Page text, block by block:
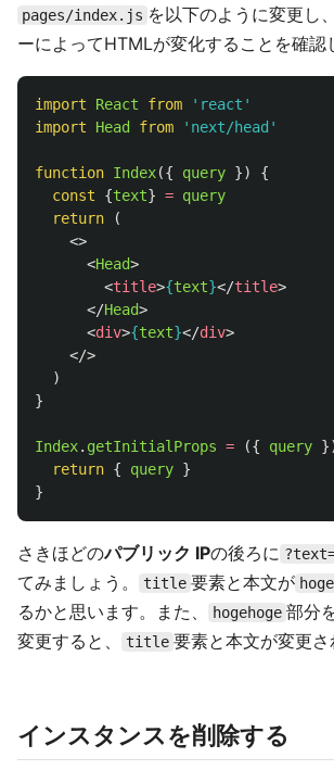
pages/index.js を以下のように変更し
ーによってHTMLが変化することを確認
import React from ' react '
import
Head from ' next/head '
function Index({ query })
{
const
{text} = query
return
(
<>
<Head>
<title>{text}</title>
</Head>
<div>{text}</div>
</>
)
}
Index. getInitialProps = ({ query
return { query }
}
さきほどのパブリック IPの後ろに
てみましょう。
title 要素と本文が
るかと思います。また、
hogehoge 部分
変更すると、
title 要素と本文が変更さ
インスタンスを削除する